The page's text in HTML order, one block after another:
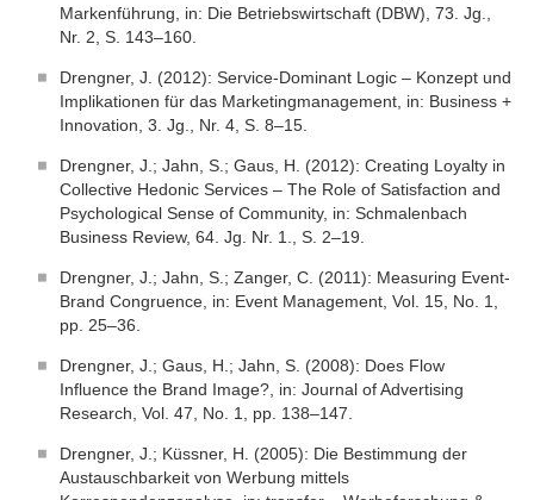
Markenführung, in: Die Betriebswirtschaft (DBW), 73. Jg.,
Nr. 2, S. 143–160.
Drengner, J. (2012): Service-Dominant Logic – Konzept und
Implikationen für das Marketingmanagement, in: Business +
Innovation, 3. Jg., Nr. 4, S. 8–15.
Drengner, J.; Jahn, S.; Gaus, H. (2012): Creating Loyalty in
Collective Hedonic Services – The Role of Satisfaction and
Psychological Sense of Community, in: Schmalenbach
Business Review, 64. Jg. Nr. 1., S. 2–19.
Drengner, J.; Jahn, S.; Zanger, C. (2011): Measuring Event-
Brand Congruence, in: Event Management, Vol. 15, No. 1,
pp. 25–36.
Drengner, J.; Gaus, H.; Jahn, S. (2008): Does Flow
Influence the Brand Image?, in: Journal of Advertising
Research, Vol. 47, No. 1, pp. 138–147.
Drengner, J.; Küssner, H. (2005): Die Bestimmung der
Austauschbarkeit von Werbung mittels